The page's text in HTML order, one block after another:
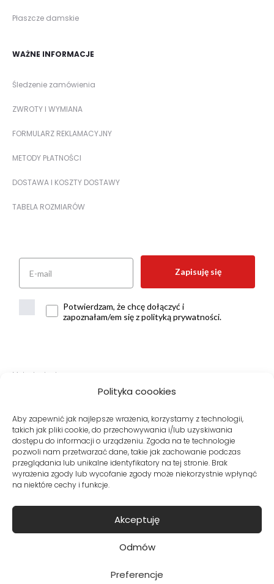
Polityka coookies
Aby zapewnić jak najlepsze wrażenia, korzystamy z technologii,
takich jak pliki cookie, do przechowywania i/lub uzyskiwania
dostępu do informacji o urządzeniu. Zgoda na te technologie
pozwoli nam przetwarzać dane, takie jak zachowanie podczas
przeglądania lub unikalne identyfikatory na tej stronie. Brak
wyrażenia zgody lub wycofanie zgody może niekorzystnie wpłynąć
na niektóre cechy i funkcje.
Akceptuję
Odmów
Preferencje
Płaszcze damskie
WAŻNE INFORMACJE
Śledzenie zamówienia
ZWROTY I WYMIANA
FORMULARZ REKLAMACYJNY
METODY PŁATNOŚCI
DOSTAWA I KOSZTY DOSTAWY
TABELA ROZMIARÓW
Zapisuję się
Potwierdzam, że chcę dołączyć i
zapoznałam/em się z polityką prywatności.
Metody dostawy:
Bezpieczne płatności:
© Copyright VITO VERGELIS® Sklep internetowy z odzieżą damską
regulamin•polityka prywatności